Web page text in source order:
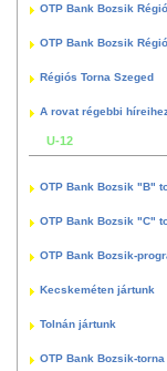
OTP Bank Bozsik
OTP Bank Bozsik
Régiós Torna Szeged
A rovat régebbi
U-12
OTP Bank Bozsik "B"
OTP Bank Bozsik "C"
OTP Bank Bozsik-
Kecskeméten jártunk
Tolnán jártunk
OTP Bank Bozsik-